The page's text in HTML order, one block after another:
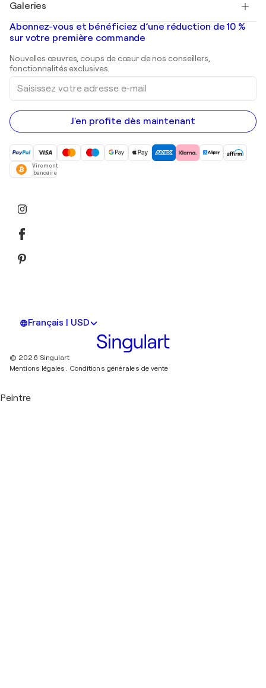
Banksy
Mr. Brainwash
Shepard Fairey
Tableaux abstraits à vendre
Peintures de paysage
Estampes
Peintures acryliques
Galeries
Galeries d'art en France
Galeries d'art en Belgique
Abonnez-vous et bénéficiez d’une réduction de 10 %
sur votre première commande
Nouvelles œuvres, coups de cœur de nos conseillers,
fonctionnalités exclusives.
Saisissez
votre
adresse
e-
mail
J'en profite dès maintenant
Virement
bancaire
Français | USD
© 2026 Singulart
Mentions légales. Conditions générales de vente
Peintre